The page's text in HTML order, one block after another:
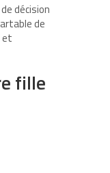
décision
de
et
fille